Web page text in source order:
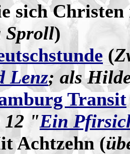
sich Christen
Sproll)
(
Lenz; als
Transit
12 "Ein
Achtzehn (